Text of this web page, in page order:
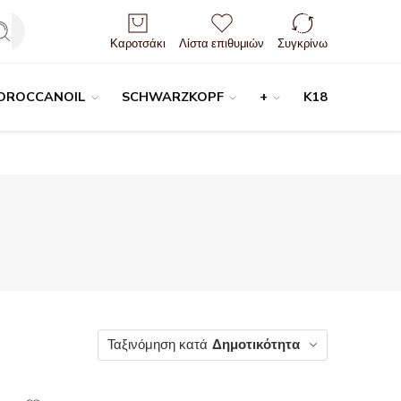
Είσοδος / Εγγραφή
Καροτσάκι Λίστα επιθυμιών Συγκρίνω
SCHWARZKOPF + K18
Ταξινόμηση κατά Δημοτικότητα